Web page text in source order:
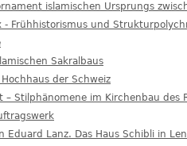
islamischen Ursprungs
- Frühhistorismus und
Sakralbaus
der Schweiz
Stilphänomene im Kirchenbau des
Eduard Lanz. Das Haus Schibli in